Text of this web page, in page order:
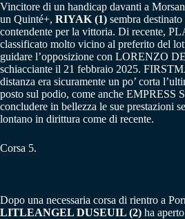
Vincitore di un handicap davanti a
un Quinté+, RIYAK (1) sembra
contendente per la vittoria. Di recente,
classificato molto vicino al preferito del
guidare l’opposizione con LORENZO
schiacciante il 21 febbraio 2025.
distanza era sicuramente un po’ corta
posto sul podio, come anche EMPRESS
concludere in bellezza le sue prestazioni
lontano in dirittura come di recente.
Corsa 5.
Dopo una necessaria corsa di rientro a
LITLEANGEL DUSEUIL (2) ha